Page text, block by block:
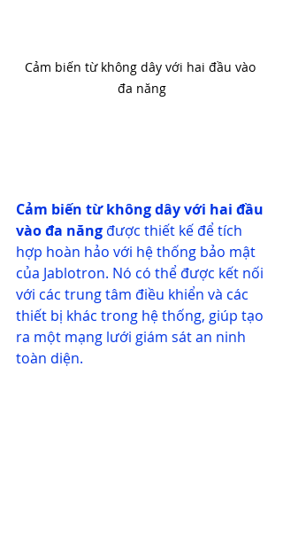
Cảm biến từ không dây với hai đầu vào
đa năng
Cảm biến từ không dây với hai đầu
vào đa năng được thiết kế để tích
hợp hoàn hảo với hệ thống bảo mật
của Jablotron. Nó có thể được kết nối
với các trung tâm điều khiển và các
thiết bị khác trong hệ thống, giúp tạo
ra một mạng lưới giám sát an ninh
toàn diện.